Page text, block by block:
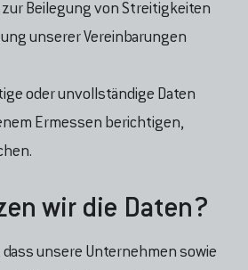
Beilegung von Streitigkeiten
unserer Vereinbarungen
oder unvollständige Daten
Ermessen berichtigen,
wir die Daten?
dass unsere Unternehmen sowie